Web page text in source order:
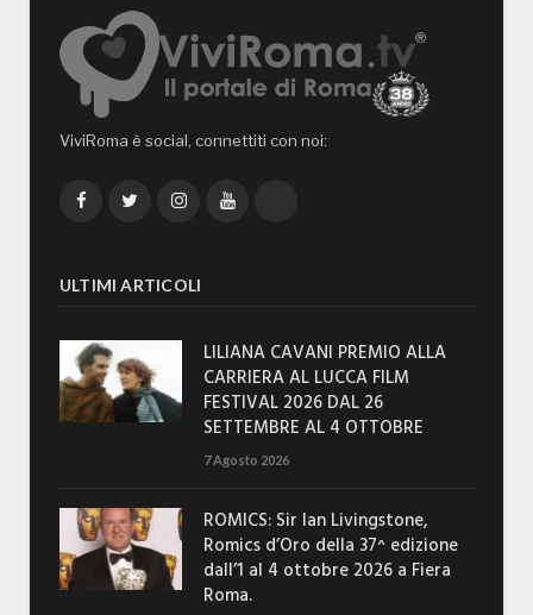
ViviRoma è social, connettiti con noi:
FacebookTwitterInstagramYouTube
ULTIMI ARTICOLI
LILIANA CAVANI PREMIO ALLA
CARRIERA AL LUCCA FILM
FESTIVAL 2026 DAL 26
SETTEMBRE AL 4 OTTOBRE
7 Agosto 2026
ROMICS: Sir Ian Livingstone,
Romics d’Oro della 37^ edizione
dall’1 al 4 ottobre 2026 a Fiera
Roma.